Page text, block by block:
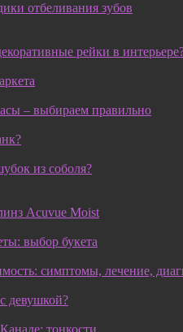
отбеливания зубов
рейки в
– выбираем правильно
из соболя?
Acuvue Moist
выбор букета
симптомы, лечение,
девушкой?
тонкости